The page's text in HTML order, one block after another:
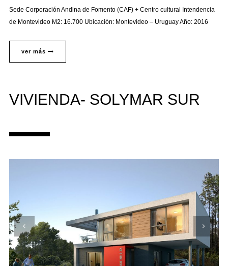
Sede Corporación Andina de Fomento (CAF) + Centro cultural Intendencia
de Montevideo M2: 16.700 Ubicación: Montevideo – Uruguay Año: 2016
ver más
VIVIENDA- SOLYMAR SUR